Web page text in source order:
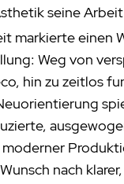
seine
markierte einen
Weg von
hin zu zeitlos
nach